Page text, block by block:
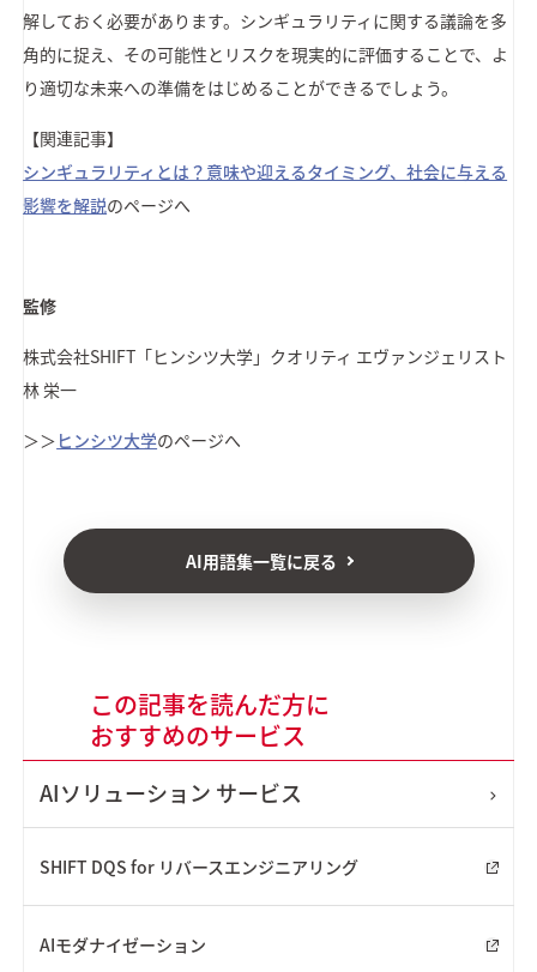
解しておく必要があります。シンギュラリティに関する議論を多
角的に捉え、その可能性とリスクを現実的に評価することで、よ
り適切な未来への準備をはじめることができるでしょう。
【関連記事】
シンギュラリティとは？意味や迎えるタイミング、社会に与える
影響を解説のページへ
監修
株式会社SHIFT 「ヒンシツ大学」クオリティ エヴァンジェリスト
林 栄一
＞＞ ヒンシツ大学のページへ
AI用語集一覧に戻る
この記事を読んだ方に
おすすめのサービス
AIソリューション サービス
SHIFT DQS for リバースエンジニアリング
AIモダナイゼーション